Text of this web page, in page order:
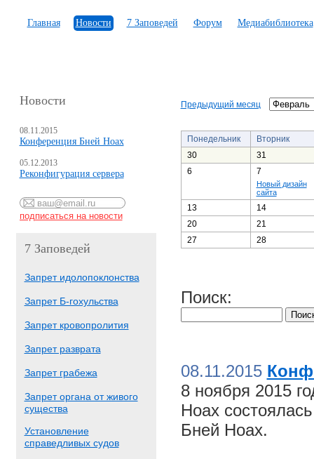
Главная Новости 7 Заповедей Форум Медиабиблиотека
Новости
08.11.2015
Конференция Бней Ноах
05.12.2013
Реконфигурация сервера
7 Заповедей
Запрет идолопоклонства
Запрет Б-гохульства
Запрет кровопролития
Запрет разврата
Запрет грабежа
Запрет органа от живого
существа
Установление
справедливых судов
Предыдущий месяц
Понедельник
Вторник
30
31
6
7
Новый дизайн
сайта
13
14
20
21
27
28
Поиск:
08.11.2015
8 ноября 2015
Ноах
Бней Ноах.